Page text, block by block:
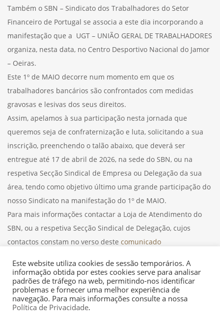
Também o SBN – Sindicato dos Trabalhadores do Setor
Financeiro de Portugal se associa a este dia incorporando a
manifestação que a UGT – UNIÃO GERAL DE TRABALHADORES
organiza, nesta data, no Centro Desportivo Nacional do Jamor
– Oeiras.
Este 1º de MAIO decorre num momento em que os
trabalhadores bancários são confrontados com medidas
gravosas e lesivas dos seus direitos.
Assim, apelamos à sua participação nesta jornada que
queremos seja de confraternização e luta, solicitando a sua
inscrição, preenchendo o talão abaixo, que deverá ser
entregue até 17 de abril de 2026, na sede do SBN, ou na
respetiva Secção Sindical de Empresa ou Delegação da sua
área, tendo como objetivo último uma grande participação do
nosso Sindicato na manifestação do 1º de MAIO.
Para mais informações contactar a Loja de Atendimento do
SBN, ou a respetiva Secção Sindical de Delegação, cujos
contactos constam no verso deste comunicado
Este website utiliza cookies de sessão temporários. A
informação obtida por estes cookies serve para analisar
padrões de tráfego na web, permitindo-nos identificar
problemas e fornecer uma melhor experiência de
navegação. Para mais informações consulte a nossa
Política de Privacidade.